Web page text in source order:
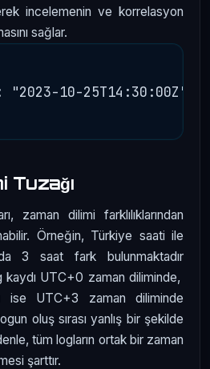
incelemenin ve korrelasyon
sağlar.
"2023-10-25T14:30:00Z"
Tuzağı
zaman dilimi farklılıklarından
Örneğin, Türkiye saati ile
3 saat fark bulunmaktadır
UTC+0 zaman diliminde,
ise UTC+3 zaman diliminde
oluş sırası yanlış bir şekilde
tüm logların ortak bir zaman
şarttır.